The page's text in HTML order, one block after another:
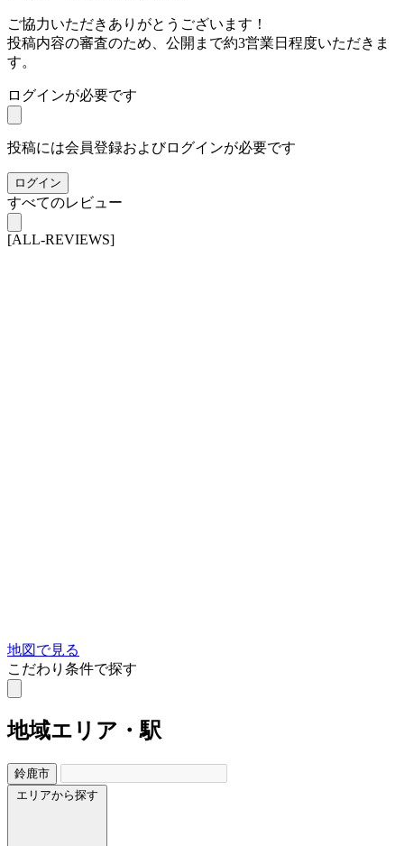
ご協力いただきありがとうございます！
投稿内容の審査のため、公開まで約3営業日程度いただきま
す。
ログインが必要です
投稿には会員登録およびログインが必要です
ログイン
すべてのレビュー
[ALL-REVIEWS]
地図で見る
こだわり条件で探す
地域エリア・駅
鈴鹿市
エリアから探す